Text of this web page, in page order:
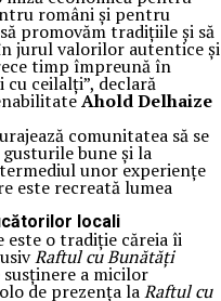
români și pentru
promovăm tradițiile și să
jurul valorilor autentice și
timp împreună în
ceilalți”, declară
Ahold Delhaize
comunitatea să se
bune și la
unor experiențe
este recreată lumea
locali
o tradiție căreia îi
Raftul cu Bunătăți
a micilor
de prezența laRaftul cu